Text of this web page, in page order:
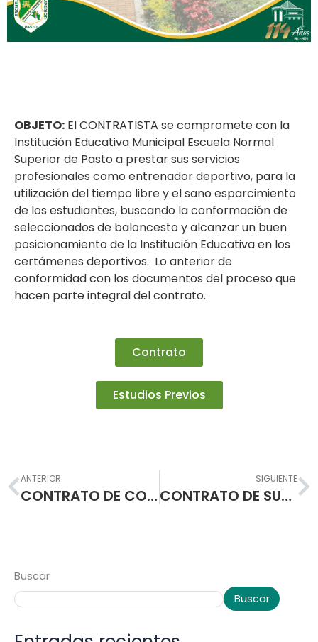
OBJETO: El CONTRATISTA se compromete con la
Institución Educativa Municipal Escuela Normal
Superior de Pasto a prestar sus servicios
profesionales como entrenador deportivo, para la
utilización del tiempo libre y el sano esparcimiento
de los estudiantes, buscando la conformación de
seleccionados de baloncesto y alcanzar un buen
posicionamiento de la Institución Educativa en los
certámenes deportivos. Lo anterior de
conformidad con los documentos del proceso que
hacen parte integral del contrato.
Contrato
Estudios Previos
Prev
ANTERIOR
CONTRATO DE COMPRAVENTA
SIGUIENTE
CONTRATO DE SUMINISTRO
Buscar
Buscar